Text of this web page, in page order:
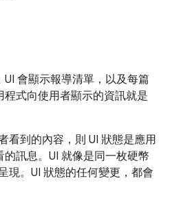
UI 會顯示報導清單，以及每篇
式向使用者顯示的資訊就是
看到的內容，則 UI 狀態是應用
訊息。UI 就像是同一枚硬幣
現。UI 狀態的任何變更，都會